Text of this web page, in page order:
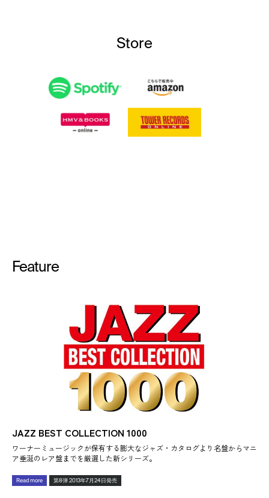
Store
Feature
JAZZ BEST COLLECTION 1000
ワーナーミュージックが保有する膨大なジャズ・カタログより名盤からマニ
ア垂涎のレア盤までを厳選した新シリーズ。
Read more 第8弾 2013年7月24日発売